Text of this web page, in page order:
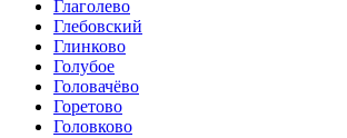
Глаголево
Глебовский
Глинково
Голубое
Головачёво
Горетово
Головково